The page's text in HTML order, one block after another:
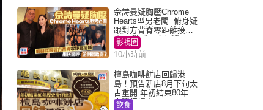
佘詩曼疑胸壓Chrome
Hearts型男老闆 俯身疑
跟對方背脊零距離接觸
網民驚呼：企側邊唔
得？
影視圈
10小時前
檀島咖啡餅店回歸港
島！預告新店8月下旬太
古重開 年初結束80年歷
史灣仔總店
飲食